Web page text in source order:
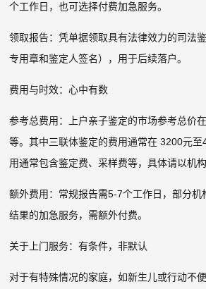
个工作日，也可选择付费加急服务。
领取报告：凭单据领取具有法律效力的司法
专用章和鉴定人签名），用于后续落户。
费用与时效：心中有数
参考总费用：上户亲子鉴定的市场参考总价
等。其中三联体鉴定的费用通常在 3200元
用通常包含鉴定费、采样费等，具体请以机构
额外费用：常规报告需5-7个工作日，部分机
结果的加急服务，需额外付费。
关于上门服务：有条件，非默认
对于有特殊情况的家庭，如新生儿或行动不